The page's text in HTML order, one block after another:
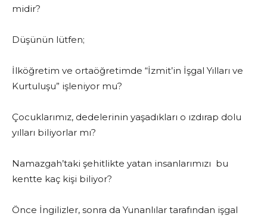
midir?
Düşünün lütfen;
İlköğretim ve ortaöğretimde “İzmit’in İşgal Yılları ve
Kurtuluşu” işleniyor mu?
Çocuklarımız, dedelerinin yaşadıkları o ızdırap dolu
yılları biliyorlar mı?
Namazgah’taki şehitlikte yatan insanlarımızı bu
kentte kaç kişi biliyor?
Önce İngilizler, sonra da Yunanlılar tarafından işgal